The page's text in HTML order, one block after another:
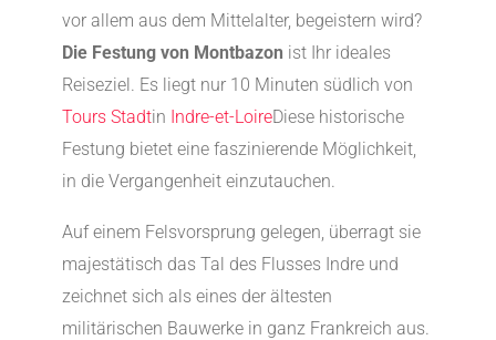
vor allem aus dem Mittelalter, begeistern wird?
Die Festung von Montbazon ist Ihr ideales
Reiseziel. Es liegt nur 10 Minuten südlich von
Tours Stadtin Indre-et-LoireDiese historische
Festung bietet eine faszinierende Möglichkeit,
in die Vergangenheit einzutauchen.
Auf einem Felsvorsprung gelegen, überragt sie
majestätisch das Tal des Flusses Indre und
zeichnet sich als eines der ältesten
militärischen Bauwerke in ganz Frankreich aus.